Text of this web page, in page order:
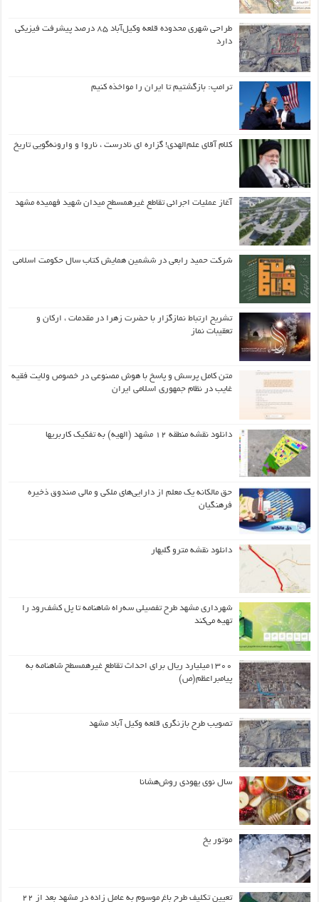
طراحی شهری محدوده قلعه وکیل‌آباد ۸۵ درصد پیشرفت فیزیکی
دارد
ترامپ: بازگشتیم تا ایران را مواخذه کنیم
کلام آقای علم‌الهدی! گزاره ای نادرست ، ناروا و وارونه‌گویی تاریخ
آغاز عملیات اجرائی تقاطع غیرهمسطح میدان شهید فهمیده مشهد
شرکت حمید رابعی در ششمین همایش کتاب سال حکومت اسلامی
تشریح ارتباط نمازگزار با حضرت زهرا در مقدمات ، ارکان و
تعقیبات نماز
متن کامل پرسش و پاسخ با هوش مصنوعی در خصوص ولایت فقیه
غایب در نظام جمهوری اسلامی ایران
دانلود نقشه منطقه ۱۲ مشهد (الهیه) به تفکیک کاربریها
حق مالکانه یک معلم از دارایی‌های ملکی و مالی صندوق ذخیره
فرهنگیان
دانلود نقشه مترو گلبهار
شهرداری مشهد طرح تفصیلی سه‌راه شاهنامه تا پل کشف‌رود را
تهیه می‌کند
۱۳۰۰میلیارد ریال برای احداث تقاطع غیرهمسطح شاهنامه به
پیامبراعظم(ص)
تصویب طرح بازنگری قلعه وکیل آباد مشهد
سال نوی یهودی روش‌هشانا
موتور یخ
تعیین تکلیف طرح باغ موسوم به عامل زاده در مشهد بعد از ۲۲